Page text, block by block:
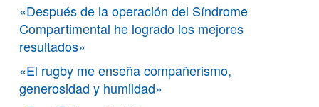
«Después de la operación del Síndrome
Compartimental he logrado los mejores
resultados»
«El rugby me enseña compañerismo,
generosidad y humildad»